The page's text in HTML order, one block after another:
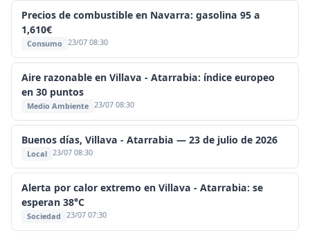
Precios de combustible en Navarra: gasolina 95 a
1,610€
Consumo 23/07 08:30
Aire razonable en Villava - Atarrabia: índice europeo
en 30 puntos
Medio Ambiente 23/07 08:30
Buenos días, Villava - Atarrabia — 23 de julio de 2026
Local 23/07 08:30
Alerta por calor extremo en Villava - Atarrabia: se
esperan 38°C
Sociedad 23/07 07:30